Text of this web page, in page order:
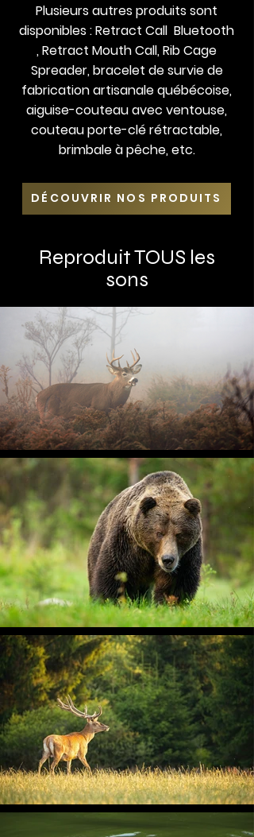
Plusieurs autres produits sont
disponibles:Retract Call Bluetooth
,Retract Mouth Call,Rib Cage
Spreader, bracelet de survie de
fabrication artisanale québécoise,
aiguise-couteau avec ventouse,
couteau porte-clé rétractable,
brimbale à pêche, etc.
DÉCOUVRIR NOS PRODUITS
Reproduit TOUS les
sons